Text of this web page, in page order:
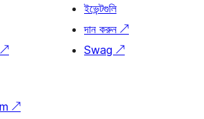
↗
ইভেন্টগুলি
দান করুন ↗
Swag ↗
↗